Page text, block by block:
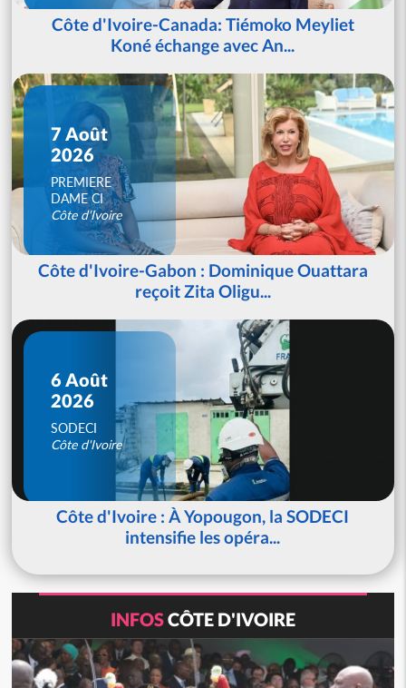
Côte d'Ivoire-Canada: Tiémoko Meyliet
Koné échange avec An...
7 Août
2026
PREMIERE
DAME CI
Côte d'Ivoire
Côte d'Ivoire-Gabon : Dominique Ouattara
reçoit Zita Oligu...
6 Août
2026
SODECI
Côte d'Ivoire
Côte d'Ivoire : À Yopougon, la SODECI
intensifie les opéra...
INFOSCÔTE D'IVOIRE